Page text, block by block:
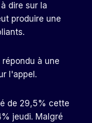
dire sur la
produire une
à une
l'appel.
de 29,5% cette
jeudi. Malgré